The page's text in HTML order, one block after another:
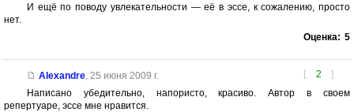
И ещё по поводу увлекательности — её в эссе, к сожалению, просто
нет.
Оценка: 5
[ 2 ]
Alexandre, 25 июня 2009 г.
Написано убедительно, напористо, красиво. Автор в своем
репертуаре, эссе мне нравится.